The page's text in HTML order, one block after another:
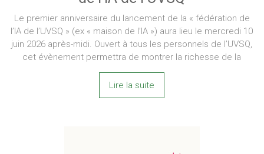
Le premier anniversaire du lancement de la « fédération de
l’IA de l’UVSQ » (ex « maison de l’IA ») aura lieu le mercredi 10
juin 2026 après-midi. Ouvert à tous les personnels de l’UVSQ,
cet évènement permettra de montrer la richesse de la
Lire la suite